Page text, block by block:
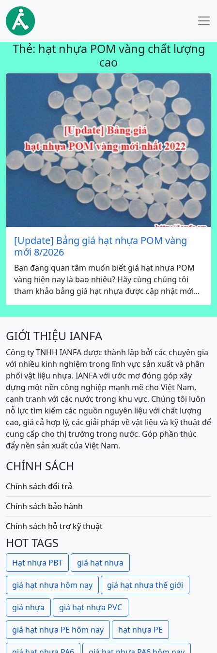
Thẻ: hạt nhựa POM vàng chất lượng
cao
[Update] Bảng giá hạt nhựa POM vàng
mới 8/2026
Bạn đang quan tâm muốn biết giá hạt nhựa POM
vàng hiện nay là bao nhiêu? Hãy cùng chúng tôi
tham khảo bảng giá hạt nhựa được cập nhật mới...
GIỚI THIỆU IANFA
Công ty TNHH IANFA được thành lập bởi các chuyên gia
với nhiều kinh nghiệm trong lĩnh vực sản xuất và phân
phối vật liệu nhựa. IANFA với ước mơ đóng góp xây
dựng một nền công nghiệp mạnh mẽ cho Việt Nam,
cạnh tranh với các nước trong khu vực. Chúng tôi luôn
nỗ lực tìm kiếm các nguồn nguyên liệu với chất lượng
cao, giá cả hợp lý, các giải pháp về vật liệu và kỹ thuật để
cung cấp cho thị trường trong nước. Góp phần thúc
đẩy nền sản xuất của Việt Nam.
CHÍNH SÁCH
Chính sách đổi trả
Chính sách bảo hành
Chính sách hỗ trợ kỹ thuật
HOT TAGS
Hạt nhựa PBT giá hạt nhựa
giá hạt nhựa hôm nay giá hạt nhựa thế giới
giá nhựa giá hạt nhựa PVC
giá hạt nhựa PE hôm nay hạt nhựa PE